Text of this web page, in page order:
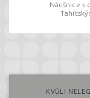
Náušnice s
KVŮLI